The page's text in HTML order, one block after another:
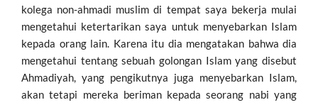
kolega non-ahmadi muslim di tempat saya bekerja mulai
mengetahui ketertarikan saya untuk menyebarkan Islam
kepada orang lain. Karena itu dia mengatakan bahwa dia
mengetahui tentang sebuah golongan Islam yang disebut
Ahmadiyah, yang pengikutnya juga menyebarkan Islam,
akan tetapi mereka beriman kepada seorang nabi yang